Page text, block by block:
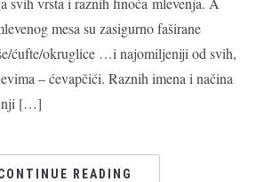
mesa su zasigurno faširane
ćufte/okruglice …i najomiljeniji od svih,
– ćevapčići. Raznih imena i načina
[…]
READING